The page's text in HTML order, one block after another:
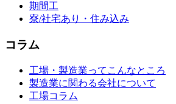
期間工
寮/社宅あり・住み込み
コラム
工場・製造業ってこんなところ
製造業に関わる会社について
工場コラム